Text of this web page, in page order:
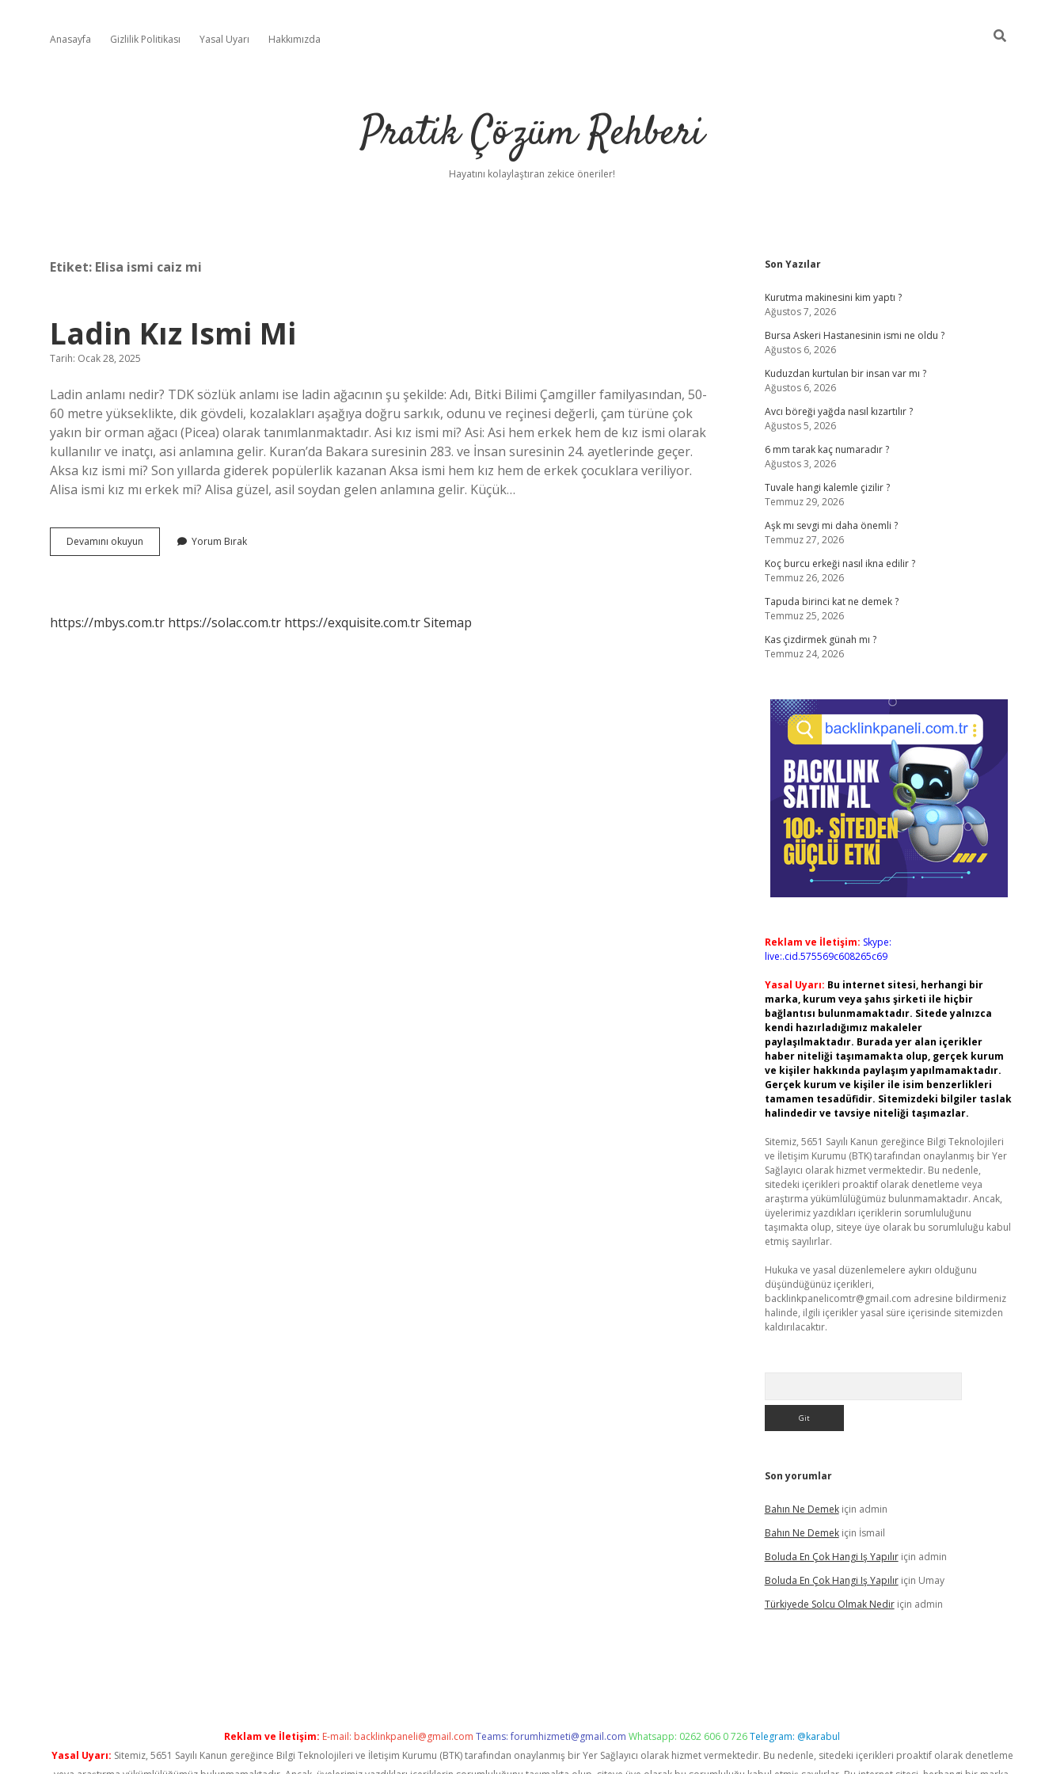
Anasayfa Gizlilik Politikası Yasal Uyarı Hakkımızda
Pratik Çözüm Rehberi
Hayatını kolaylaştıran zekice öneriler!
Etiket: Elisa ismi caiz mi
Ladin Kız Ismi Mi
Tarih: Ocak 28, 2025
Ladin anlamı nedir? TDK sözlük anlamı ise ladin ağacının şu şekilde: Adı, Bitki Bilimi Çamgiller familyasından, 50-
60 metre yükseklikte, dik gövdeli, kozalakları aşağıya doğru sarkık, odunu ve reçinesi değerli, çam türüne çok
yakın bir orman ağacı (Picea) olarak tanımlanmaktadır. Asi kız ismi mi? Asi: Asi hem erkek hem de kız ismi olarak
kullanılır ve inatçı, asi anlamına gelir. Kuran’da Bakara suresinin 283. ve İnsan suresinin 24. ayetlerinde geçer.
Aksa kız ismi mi? Son yıllarda giderek popülerlik kazanan Aksa ismi hem kız hem de erkek çocuklara veriliyor.
Alisa ismi kız mı erkek mi? Alisa güzel, asil soydan gelen anlamına gelir. Küçük…
Devamını okuyun
Kız
Yorum Bırak
https://mbys.com.tr https://solac.com.tr https://exquisite.com.trSitemap
Sidebar
Son Yazılar
Kurutma makinesini kim yaptı ?
Ağustos 7, 2026
Bursa Askeri Hastanesinin ismi ne oldu ?
Ağustos 6, 2026
Kuduzdan kurtulan bir insan var mı ?
Ağustos 6, 2026
Avcı böreği yağda nasıl kızartılır ?
Ağustos 5, 2026
6 mm tarak kaç numaradır ?
Ağustos 3, 2026
Tuvale hangi kalemle çizilir ?
Temmuz 29, 2026
Aşk mı sevgi mi daha önemli ?
Temmuz 27, 2026
Koç burcu erkeği nasıl ikna edilir ?
Temmuz 26, 2026
Tapuda birinci kat ne demek ?
Temmuz 25, 2026
Kas çizdirmek günah mı ?
Temmuz 24, 2026
Reklam ve İletişim: Skype:
live:.cid.575569c608265c69
Yasal Uyarı: Bu internet sitesi, herhangi bir
marka, kurum veya şahıs şirketi ile hiçbir
bağlantısı bulunmamaktadır. Sitede yalnızca
kendi hazırladığımız makaleler
paylaşılmaktadır. Burada yer alan içerikler
haber niteliği taşımamakta olup, gerçek kurum
ve kişiler hakkında paylaşım yapılmamaktadır.
Gerçek kurum ve kişiler ile isim benzerlikleri
tamamen tesadüfidir. Sitemizdeki bilgiler taslak
halindedir ve tavsiye niteliği taşımazlar.
Sitemiz, 5651 Sayılı Kanun gereğince Bilgi Teknolojileri
ve İletişim Kurumu (BTK) tarafından onaylanmış bir Yer
Sağlayıcı olarak hizmet vermektedir. Bu nedenle,
sitedeki içerikleri proaktif olarak denetleme veya
araştırma yükümlülüğümüz bulunmamaktadır. Ancak,
üyelerimiz yazdıkları içeriklerin sorumluluğunu
taşımakta olup, siteye üye olarak bu sorumluluğu kabul
etmiş sayılırlar.
Hukuka ve yasal düzenlemelere aykırı olduğunu
düşündüğünüz içerikleri,
backlinkpanelicomtr@gmail.com adresine bildirmeniz
halinde, ilgili içerikler yasal süre içerisinde sitemizden
kaldırılacaktır.
Son yorumlar
Bahın Ne Demekiçin admin
Bahın Ne Demekiçin İsmail
Boluda En Çok Hangi Iş Yapılıriçin admin
Boluda En Çok Hangi Iş Yapılıriçin Umay
Türkiyede Solcu Olmak Nediriçin admin
Reklam ve İletişim: E-mail: backlinkpaneli@gmail.com Teams:forumhizmeti@gmail.com Whatsapp: 0262 606 0 726Telegram: @karabul
Yasal Uyarı: Sitemiz, 5651 Sayılı Kanun gereğince Bilgi Teknolojileri ve İletişim Kurumu (BTK) tarafından onaylanmış bir Yer Sağlayıcı olarak hizmet vermektedir. Bu nedenle, sitedeki içerikleri proaktif olarak denetleme